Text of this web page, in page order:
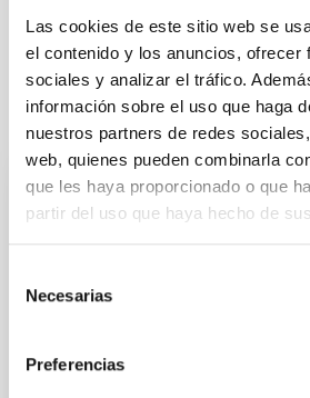
Las cookies de este sitio web se
el contenido y los anuncios, ofrecer
sociales y analizar el tráfico.
información sobre el uso que haga
nuestros partners de redes
web, quienes pueden combinarla
que les haya proporcionado o que
partir del uso que haya hecho de
Necesarias
Preferencias
Formación y Evolución de Galaxias
Te puede interesar
CON ÁRBITRO
Magnetic Field Alignment
Core Scales
we expect to see alignments
field orientation of star-forming